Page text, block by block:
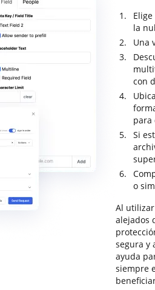
la
Una
con
para
Si
o
Al
alejados
segura y
ayuda
siempre